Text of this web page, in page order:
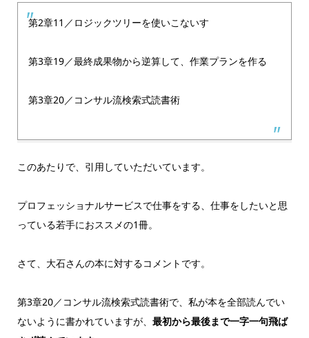
第2章11／ロジックツリーを使いこないす
第3章19／最終成果物から逆算して、作業プランを作る
第3章20／コンサル流検索式読書術
このあたりで、引用していただいています。
プロフェッショナルサービスで仕事をする、仕事をしたいと思
っている若手におススメの1冊。
さて、大石さんの本に対するコメントです。
第3章20／コンサル流検索式読書術で、私が本を全部読んでい
ないように書かれていますが、 最初から最後まで一字一句飛ば